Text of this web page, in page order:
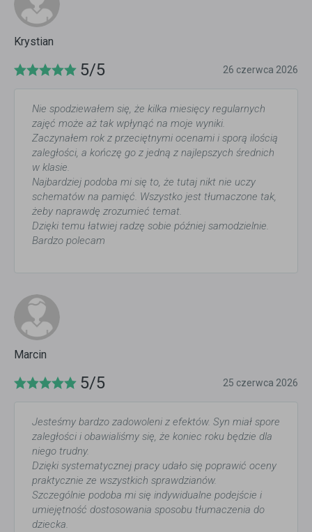
Krystian
5/5 26 czerwca 2026
Nie spodziewałem się, że kilka miesięcy regularnych
zajęć może aż tak wpłynąć na moje wyniki.
Zaczynałem rok z przeciętnymi ocenami i sporą ilością
zaległości, a kończę go z jedną z najlepszych średnich
w klasie.
Najbardziej podoba mi się to, że tutaj nikt nie uczy
schematów na pamięć. Wszystko jest tłumaczone tak,
żeby naprawdę zrozumieć temat.
Dzięki temu łatwiej radzę sobie później samodzielnie.
Bardzo polecam
Marcin
5/5 25 czerwca 2026
Jesteśmy bardzo zadowoleni z efektów. Syn miał spore
zaległości i obawialiśmy się, że koniec roku będzie dla
niego trudny.
Dzięki systematycznej pracy udało się poprawić oceny
praktycznie ze wszystkich sprawdzianów.
Szczególnie podoba mi się indywidualne podejście i
umiejętność dostosowania sposobu tłumaczenia do
dziecka.